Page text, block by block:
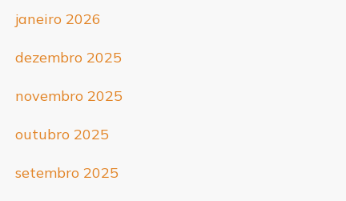
janeiro 2026
dezembro 2025
novembro 2025
outubro 2025
setembro 2025